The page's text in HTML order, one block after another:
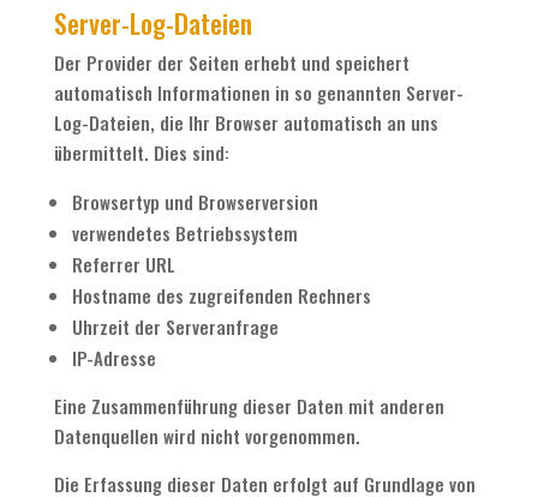
Server-Log-Dateien
Der Provider der Seiten erhebt und speichert
automatisch Informationen in so genannten Server-
Log-Dateien, die Ihr Browser automatisch an uns
übermittelt. Dies sind:
Browsertyp und Browserversion
verwendetes Betriebssystem
Referrer URL
Hostname des zugreifenden Rechners
Uhrzeit der Serveranfrage
IP-Adresse
Eine Zusammenführung dieser Daten mit anderen
Datenquellen wird nicht vorgenommen.
Die Erfassung dieser Daten erfolgt auf Grundlage von